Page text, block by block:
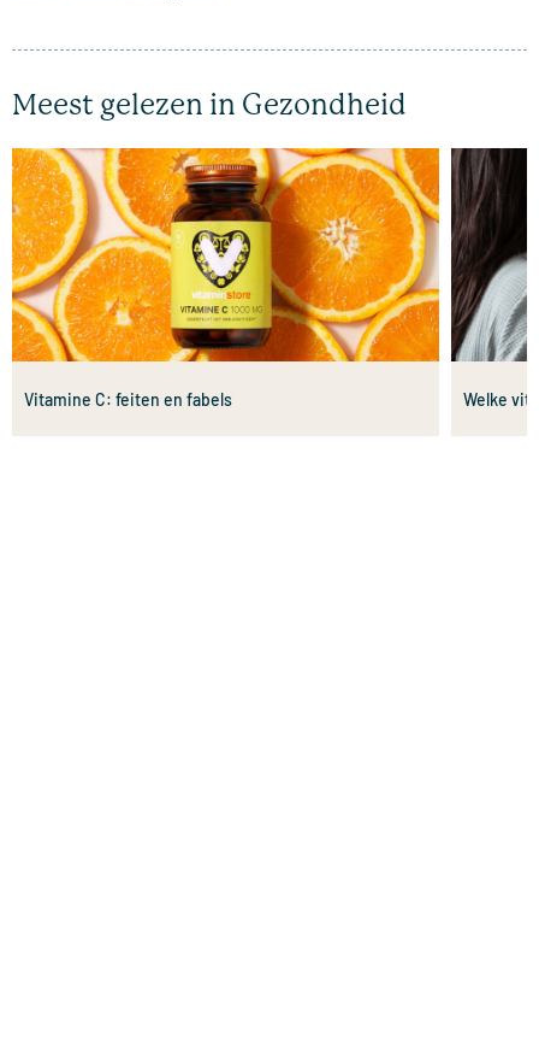
Meest gelezen in Gezondheid
Vitamine C: feiten en fabels Welke